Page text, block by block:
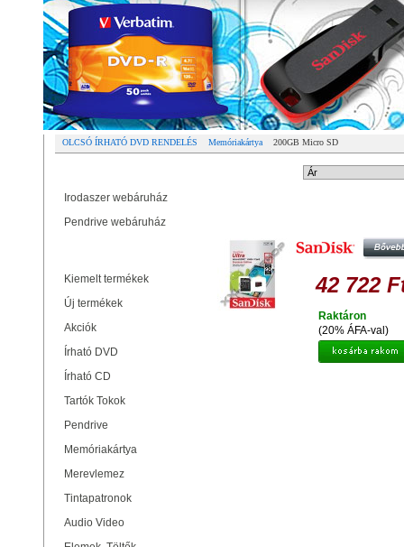
OLCSÓ ÍRHATÓ DVD RENDELÉS Memóriakártya 200GB Micro SD
Irodaszer webáruház
Pendrive webáruház
Kiemelt termékek
Új termékek
Akciók
Írható DVD
Írható CD
Tartók Tokok
Pendrive
Memóriakártya
Merevlemez
Tintapatronok
Audio Video
CLASS 10 (90 MB/S) +
42 722
(20% ÁFA-val)
Raktáron